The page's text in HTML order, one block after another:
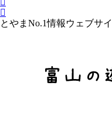
とやまNo.1情報ウェブサ